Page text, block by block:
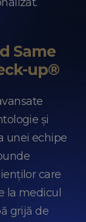
Same
up®
și
unei echipe
care
la medicul
grijă de